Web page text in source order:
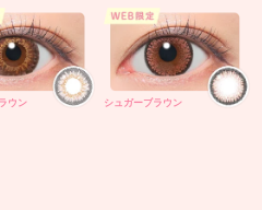
ウン シュガーブラウン